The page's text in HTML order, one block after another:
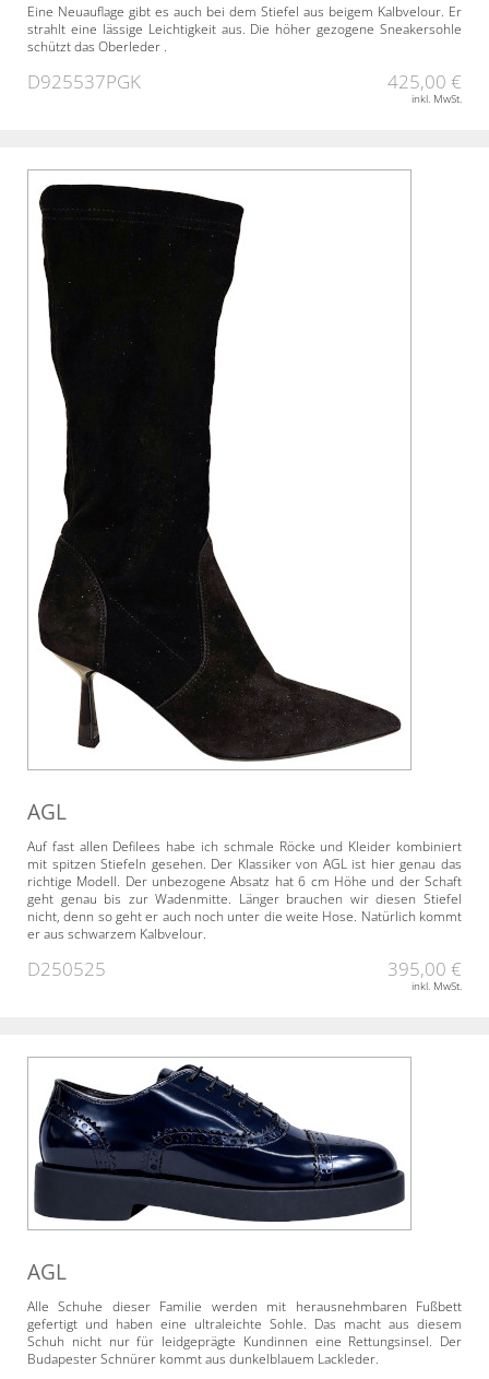
Eine Neuauflage gibt es auch bei dem Stiefel aus beigem Kalbvelour. Er
strahlt eine lässige Leichtigkeit aus. Die höher gezogene Sneakersohle
schützt das Oberleder .
D925537PGK 425,00 €
inkl. MwSt.
AGL
Auf fast allen Defilees habe ich schmale Röcke und Kleider kombiniert
mit spitzen Stiefeln gesehen. Der Klassiker von AGL ist hier genau das
richtige Modell. Der unbezogene Absatz hat 6 cm Höhe und der Schaft
geht genau bis zur Wadenmitte. Länger brauchen wir diesen Stiefel
nicht, denn so geht er auch noch unter die weite Hose. Natürlich kommt
er aus schwarzem Kalbvelour.
D250525 395,00 €
inkl. MwSt.
AGL
Alle Schuhe dieser Familie werden mit herausnehmbaren Fußbett
gefertigt und haben eine ultraleichte Sohle. Das macht aus diesem
Schuh nicht nur für leidgeprägte Kundinnen eine Rettungsinsel. Der
Budapester Schnürer kommt aus dunkelblauem Lackleder.